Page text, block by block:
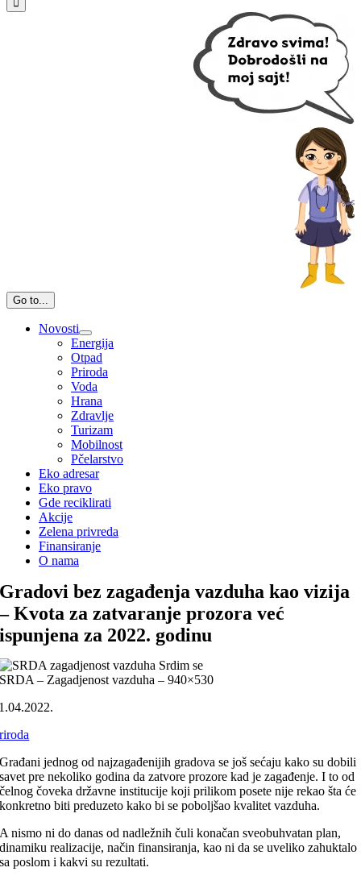
Go to...
Novosti
Energija
Otpad
Priroda
Voda
Hrana
Zdravlje
Turizam
Mobilnost
Pčelarstvo
Eko adresar
Eko pravo
Gde reciklirati
Akcije
Zelena privreda
Finansiranje
O nama
Gradovi bez zagađenja vazduha kao vizija
– Kvota za zatvaranje prozora već
ispunjena za 2022. godinu
SRDA – Zagadjenost vazduha – 940×530
Građani jednog od najzagađenijih gradova se još sećaju kako su dobili
savet pre nekoliko godina da zatvore prozore kad je zagađenje. I to od
čelnog čoveka državne institucije koji prilikom posete nije rekao šta će
konkretno biti preduzeto kako bi se poboljšao kvalitet vazduha.
A nismo ni do danas od nadležnih čuli konačan sveobuhvatan plan,
dinamiku realizacije, način finansiranja, kao ni da se uveliko zahuktalo
sa poslom i kakvi su rezultati.